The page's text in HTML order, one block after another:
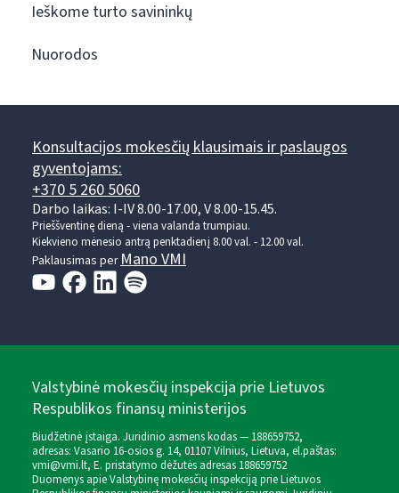
Ieškome turto savininkų
Nuorodos
Konsultacijos mokesčių klausimais ir paslaugos
gyventojams:
+370 5 260 5060
Darbo laikas: I-IV 8.00-17.00, V 8.00-15.45.
Prieššventinę dieną - viena valanda trumpiau.
Kiekvieno mėnesio antrą penktadienį 8.00 val. - 12.00 val.
Paklausimas perMano VMI
Valstybinė mokesčių inspekcija prie Lietuvos
Respublikos finansų ministerijos
Biudžetinė įstaiga. Juridinio asmens kodas — 188659752,
adresas: Vasario 16-osios g. 14, 01107 Vilnius, Lietuva, el.paštas:
vmi@vmi.lt, E. pristatymo dėžutės adresas 188659752
Duomenys apie Valstybinę mokesčių inspekciją prie Lietuvos